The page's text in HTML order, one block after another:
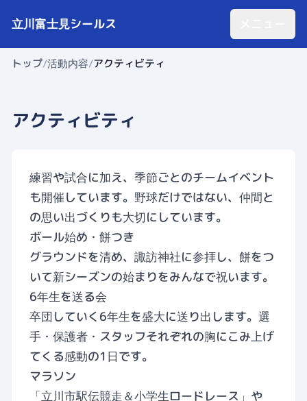
立川富士見シールス
トップ/活動内容/アクティビティ
アクティビティ
練習や試合に加え、季節ごとのチームイベント
も開催しています。野球だけではない、仲間と
の思い出づくりも大切にしています。
ボール始め・餅つき
グラウンドを清め、諏訪神社に参拝し、餅をつ
いて新シーズンの始まりをみんなで祝います。
6年生を送る会
卒団していく6年生を盛大に送り出します。選
手・保護者・スタッフそれぞれの胸にこみ上げ
てくる感動の1日です。
マラソン
「立川市駅伝競走＆小学生ロードレース」や